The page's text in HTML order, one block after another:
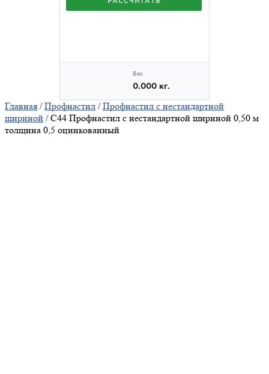
Главная /Профнастил /Профнастил с нестандартной
шириной / С44 Профнастил с нестандартной шириной 0,50 м
толщина 0,5 оцинкованный